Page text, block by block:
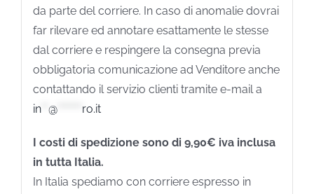
da parte del corriere. In caso di anomalie dovrai
far rilevare ed annotare esattamente le stesse
dal corriere e respingere la consegna previa
obbligatoria comunicazione ad Venditore anche
contattando il servizio clienti tramite e-mail a
in** @******* ro.it
I costi di spedizione sono di 9,90€ iva inclusa
in tutta Italia.
In Italia spediamo con corriere espresso in